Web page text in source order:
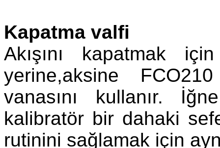
Kapatma valfi
Akışını kapatmak
yerine,aksine
vanasını kullanır.
kalibratör bir dahaki
rutinini sağlamak için